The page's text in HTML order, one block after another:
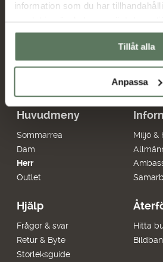
information som du har
Tillåt alla
Anpassa
Huvudmeny
Sommarrea
Dam
Herr
Outlet
Miljö &
Hjälp
Frågor & svar
Retur & Byte
Storleksguide
Hitta
godkänner behandlingen enligtTuxer
Skicka